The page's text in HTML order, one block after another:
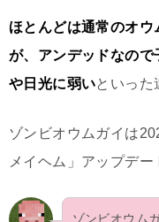
ほとんどは通常のオ
が、アンデッドなので
や日光に弱いといった
ゾンビオウムガイは
メイヘム」アップデー
ゾンビオウム